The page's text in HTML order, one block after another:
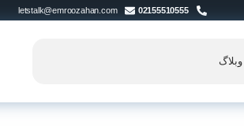
02155510555
letstalk@emroozahan.com
وبلاگ